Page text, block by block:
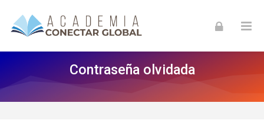
Contraseña olvidada